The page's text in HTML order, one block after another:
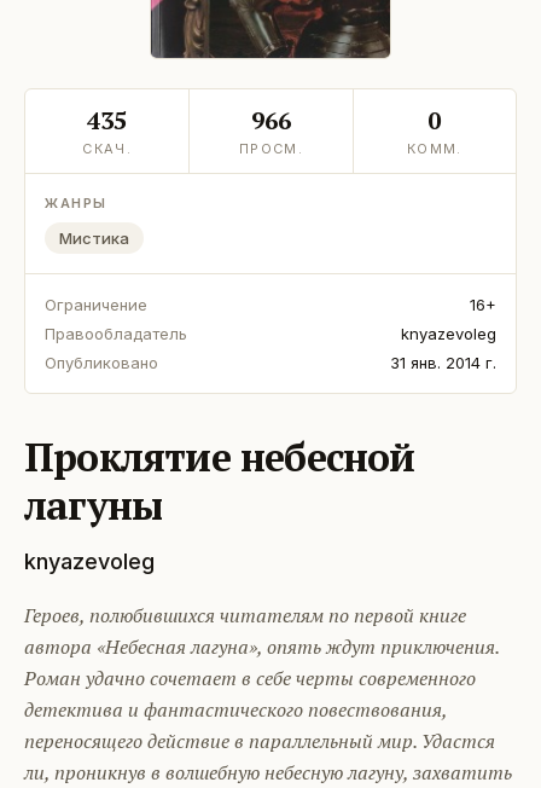
435
СКАЧ.
966
ПРОСМ.
0
КОММ.
ЖАНРЫ
Мистика
Ограничение
16+
Правообладатель
knyazevoleg
Опубликовано
31 янв. 2014 г.
Проклятие небесной
лагуны
knyazevoleg
Героев, полюбившихся читателям по первой книге
автора «Небесная лагуна», опять ждут приключения.
Роман удачно сочетает в себе черты современного
детектива и фантастического повествования,
переносящего действие в параллельный мир. Удастся
ли, проникнув в волшебную небесную лагуну, захватить